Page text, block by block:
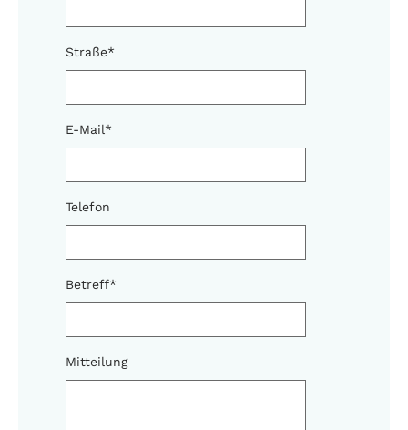
Straße*
E-Mail*
Telefon
Betreff*
Mitteilung